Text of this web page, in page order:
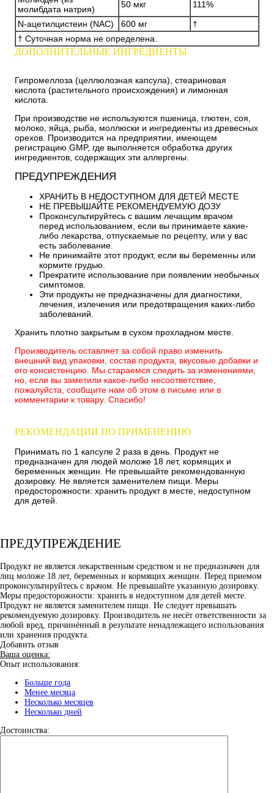
молибдата натрия)
50 мкг
111%
N-ацетилцистеин (NAC)
600 мг
†
† Суточная норма не определена.
ДОПОЛНИТЕЛЬНЫЕ ИНГРЕДИЕНТЫ
Гипромеллоза (целлюлозная капсула), стеариновая
кислота (растительного происхождения) и лимонная
кислота.
При производстве не используются пшеница, глютен, соя,
молоко, яйца, рыба, моллюски и ингредиенты из древесных
орехов. Производится на предприятии, имеющем
регистрацию GMP, где выполняется обработка других
ингредиентов, содержащих эти аллергены.
ПРЕДУПРЕЖДЕНИЯ
ХРАНИТЬ В НЕДОСТУПНОМ ДЛЯ ДЕТЕЙ МЕСТЕ
НЕ ПРЕВЫШАЙТЕ РЕКОМЕНДУЕМУЮ ДОЗУ
Проконсультируйтесь с вашим лечащим врачом
перед использованием, если вы принимаете какие-
либо лекарства, отпускаемые по рецепту, или у вас
есть заболевание.
Не принимайте этот продукт, если вы беременны или
кормите грудью.
Прекратите использование при появлении необычных
симптомов.
Эти продукты не предназначены для диагностики,
лечения, излечения или предотвращения каких-либо
заболеваний.
Хранить плотно закрытым в сухом прохладном месте.
Производитель оставляет за собой право изменить
внешний вид упаковки, состав продукта, вкусовые добавки и
его консистенцию. Мы стараемся следить за изменениями,
но, если вы заметили какое-либо несоответствие,
пожалуйста, сообщите нам об этом в письме или в
комментарии к товару. Спасибо!
РЕКОМЕНДАЦИИ ПО ПРИМЕНЕНИЮ
Принимать по 1 капсуле 2 раза в день. Продукт не
предназначен для людей моложе 18 лет, кормящих и
беременных женщин. Не превышайте рекомендованную
дозировку. Не является заменителем пищи. Меры
предосторожности: хранить продукт в месте, недоступном
для детей.
ПРЕДУПРЕЖДЕНИЕ
Продукт не является лекарственным средством и не предназначен для
лиц моложе 18 лет, беременных и кормящих женщин. Перед приемом
проконсультируйтесь с врачом. Не превышайте указанную дозировку.
Меры предосторожности: хранить в недоступном для детей месте.
Продукт не является заменителем пищи. Не следует превышать
рекомендуемую дозировку. Производитель не несёт ответственности за
любой вред, причинённый в результате ненадлежащего использования
или хранения продукта.
Добавить отзыв
Ваша оценка:
Опыт использования:
Больше года
Менее месяца
Несколько месяцев
Несколько дней
Достоинства: